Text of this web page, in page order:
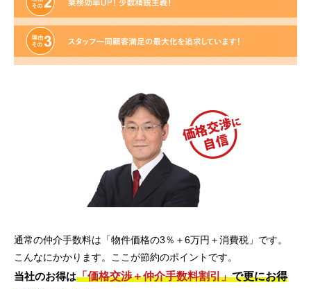
通常の仲介手数料は「物件価格の3％＋6万円＋消費税」です。
こんなにかかります。ここが節約のポイントです。
当社のお得は「価格交渉＋仲介手数料割引」で更にお得